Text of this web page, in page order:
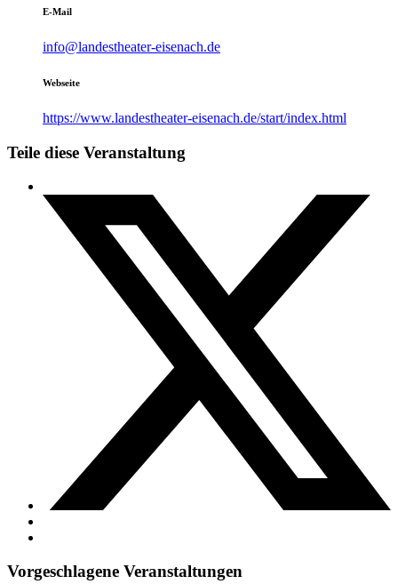
E-Mail
info@landestheater-eisenach.de
Webseite
https://www.landestheater-eisenach.de/start/index.html
Teile diese Veranstaltung
Vorgeschlagene Veranstaltungen